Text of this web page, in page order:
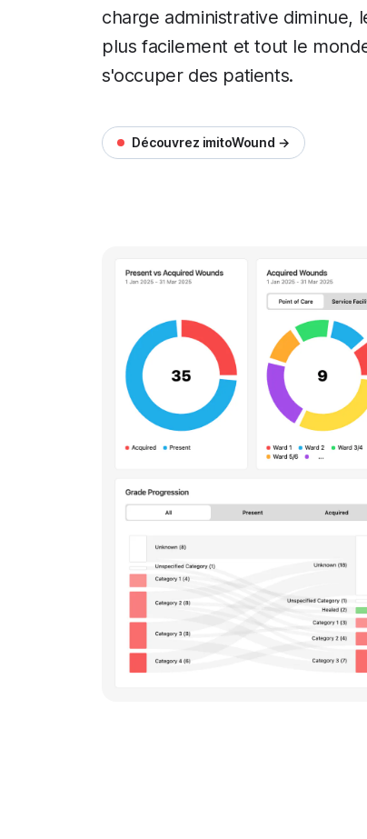
charge administrative diminue,
plus facilement et tout le
s'occuper des patients.
Découvrez imitoWound →